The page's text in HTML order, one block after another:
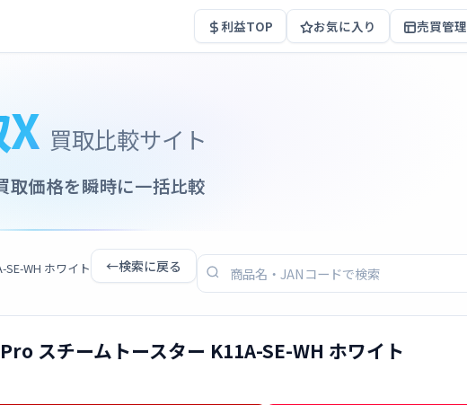
利益TOP お気に入り 売買管理
買取比較サイト
取価格を瞬時に一括比較
WH ホワイト ←検索に戻る
スチームトースター K11A-SE-WH ホワイト